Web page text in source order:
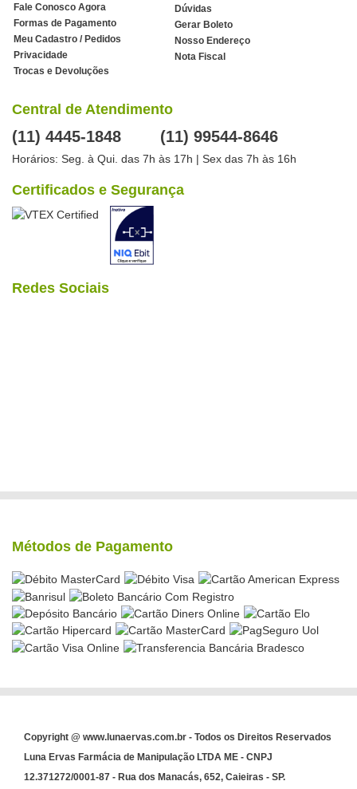
Fale Conosco Agora
Formas de Pagamento
Meu Cadastro / Pedidos
Privacidade
Trocas e Devoluções
Dúvidas
Gerar Boleto
Nosso Endereço
Nota Fiscal
Central de Atendimento
(11) 4445-1848 (11) 99544-8646
Horários: Seg. à Qui. das 7h às 17h | Sex das 7h às 16h
Certificados e Segurança
Redes Sociais
Métodos de Pagamento
Copyright @ www.lunaervas.com.br - Todos os Direitos Reservados
Luna Ervas Farmácia de Manipulação LTDA ME - CNPJ
12.371272/0001-87 - Rua dos Manacás, 652, Caieiras - SP.